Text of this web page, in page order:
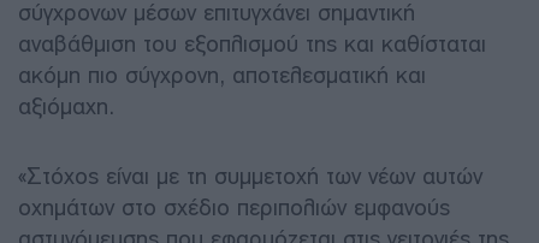
σύγχρονων μέσων επιτυγχάνει σημαντική
αναβάθμιση του εξοπλισμού της και καθίσταται
ακόμη πιο σύγχρονη, αποτελεσματική και
αξιόμαχη.
«Στόχος είναι με τη συμμετοχή των νέων αυτών
οχημάτων στο σχέδιο περιπολιών εμφανούς